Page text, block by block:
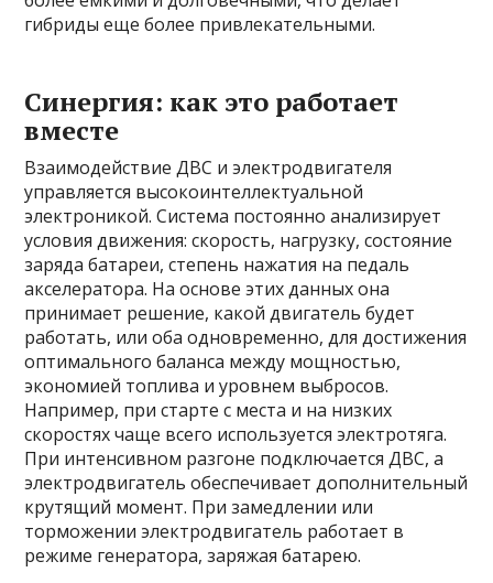
гибриды еще более привлекательными.
Синергия: как это работает
вместе
Взаимодействие ДВС и электродвигателя
управляется высокоинтеллектуальной
электроникой. Система постоянно анализирует
условия движения: скорость, нагрузку, состояние
заряда батареи, степень нажатия на педаль
акселератора. На основе этих данных она
принимает решение, какой двигатель будет
работать, или оба одновременно, для достижения
оптимального баланса между мощностью,
экономией топлива и уровнем выбросов.
Например, при старте с места и на низких
скоростях чаще всего используется электротяга.
При интенсивном разгоне подключается ДВС, а
электродвигатель обеспечивает дополнительный
крутящий момент. При замедлении или
торможении электродвигатель работает в
режиме генератора, заряжая батарею.